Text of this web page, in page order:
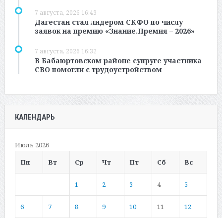
7 августа, 2026 16:43
Дагестан стал лидером СКФО по числу
заявок на премию «Знание.Премия – 2026»
7 августа, 2026 16:32
В Бабаюртовском районе супруге участника
СВО помогли с трудоустройством
КАЛЕНДАРЬ
Июль 2026
Пн
Вт Ср Чт Пт Сб Вс
1 2 3 4 5
6 7 8 9 10 11 12